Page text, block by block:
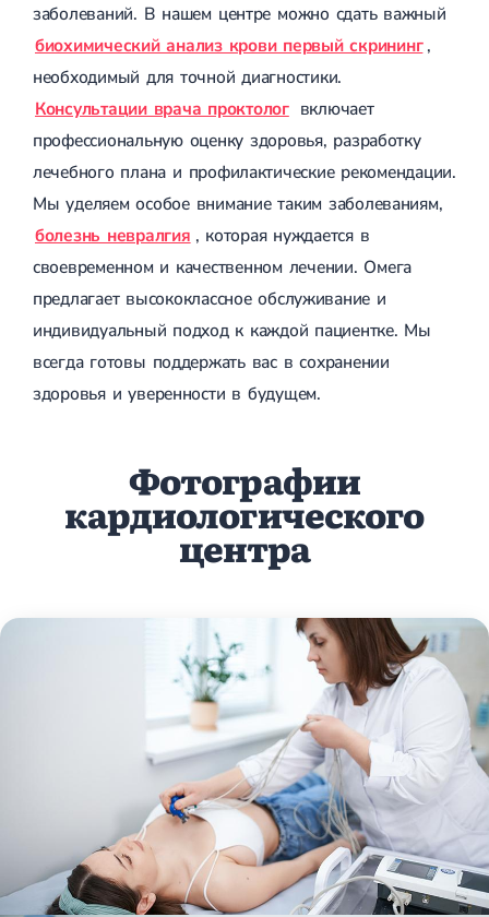
заболеваний. В нашем центре можно сдать важный
биохимический анализ крови первый скрининг ,
необходимый для точной диагностики.
Консультации врача проктолог включает
профессиональную оценку здоровья, разработку
лечебного плана и профилактические рекомендации.
Мы уделяем особое внимание таким заболеваниям,
болезнь невралгия , которая нуждается в
своевременном и качественном лечении. Омега
предлагает высококлассное обслуживание и
индивидуальный подход к каждой пациентке. Мы
всегда готовы поддержать вас в сохранении
здоровья и уверенности в будущем.
Фотографии
кардиологического
центра